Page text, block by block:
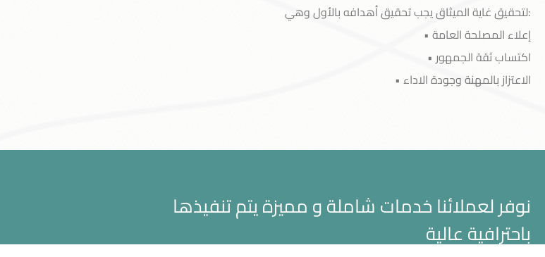
:لتحقيق غاية الميثاق يجب تحقيق أهدافه بالأول وهي
إعلاء المصلحة العامة •
اكتساب ثقة الجمهور •
الاعتزاز بالمهنة وجودة الاداء •
نوفر لعملائنا خدمات شاملة و مميزة يتم تنفيذها
باحترافية عالية